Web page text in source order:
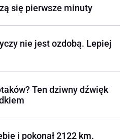
się pierwsze minuty
nie jest ozdobą. Lepiej
Ten dziwny dźwięk
i pokonał 2122 km.